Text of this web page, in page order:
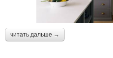
читать дальше →